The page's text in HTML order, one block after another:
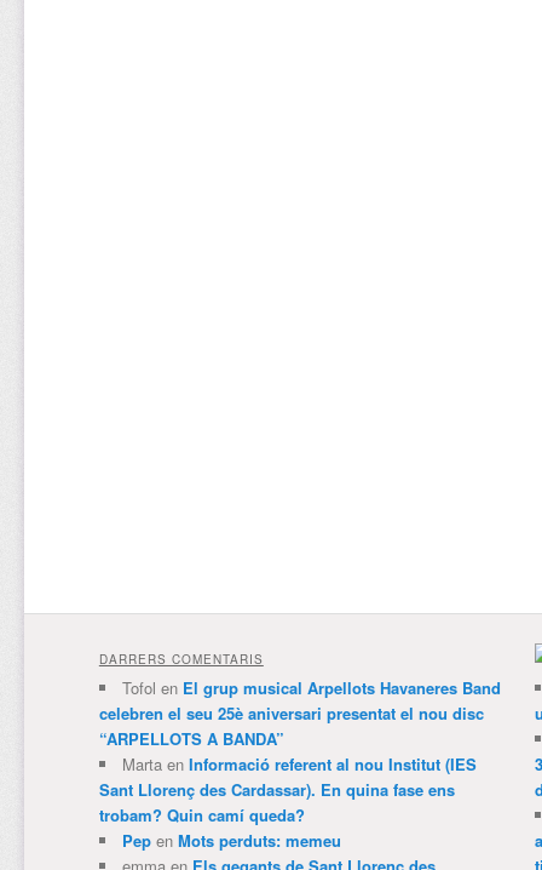
DARRERS COMENTARIS
Tofol en El grup musical Arpellots Havaneres Band
celebren el seu 25è aniversari presentat el nou disc
“ARPELLOTS A BANDA”
Martaen Informació referent al nou Institut (IES
Sant Llorenç des Cardassar). En quina fase ens
trobam? Quin camí queda?
Pepen Mots perduts: memeu